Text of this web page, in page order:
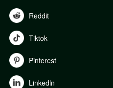
Reddit
Tiktok
Pinterest
Linkedln